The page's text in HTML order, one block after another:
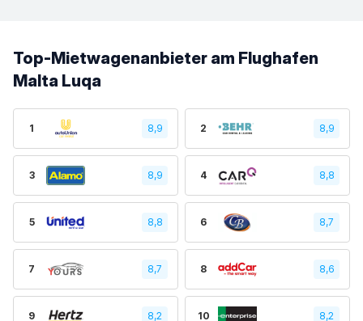
Top-Mietwagenanbieter am Flughafen
Malta Luqa
1 8,9 2 8,9
3 8,9 4 8,8
5 8,8 6 8,7
7 8,7 8 8,6
9 8,2 10 8,2